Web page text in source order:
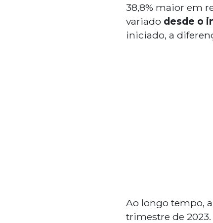
38,8% maior em
variado desde o
iniciado, a
Ao longo tempo,
trimestre de